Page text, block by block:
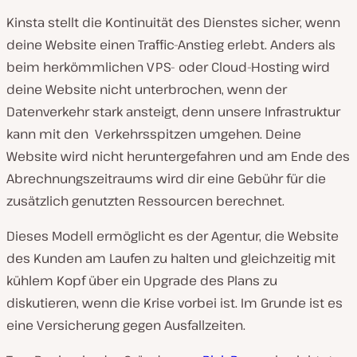
Kinsta stellt die Kontinuität des Dienstes sicher, wenn
deine Website einen Traffic-Anstieg erlebt. Anders als
beim herkömmlichen VPS- oder Cloud-Hosting wird
deine Website nicht unterbrochen, wenn der
Datenverkehr stark ansteigt, denn unsere Infrastruktur
kann mit den Verkehrsspitzen umgehen. Deine
Website wird nicht heruntergefahren und am Ende des
Abrechnungszeitraums wird dir eine Gebühr für die
zusätzlich genutzten Ressourcen berechnet.
Dieses Modell ermöglicht es der Agentur, die Website
des Kunden am Laufen zu halten und gleichzeitig mit
kühlem Kopf über ein Upgrade des Plans zu
diskutieren, wenn die Krise vorbei ist. Im Grunde ist es
eine Versicherung gegen Ausfallzeiten.